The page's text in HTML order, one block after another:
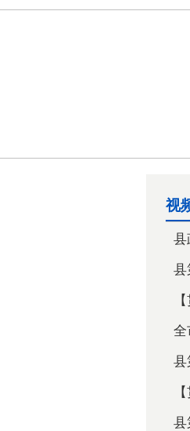
视
县
县
全
县
县